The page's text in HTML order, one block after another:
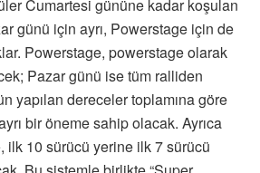
Cumartesi gününe kadar koşulan
günü için ayrı, Powerstage için de
Powerstage, powerstage olarak
Pazar günü ise tüm ralliden
yapılan dereceler toplamına göre
bir öneme sahip olacak. Ayrıca
ilk 10 sürücü yerine ilk 7 sürücü